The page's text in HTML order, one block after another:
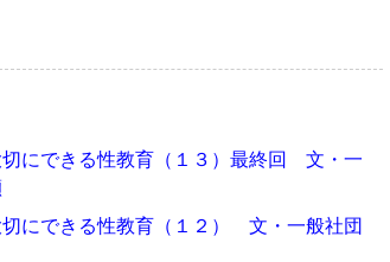
にできる性教育（１３）最終回 文・一
にできる性教育（１２） 文・一般社団